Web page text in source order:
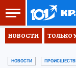
НОВОСТИ ТОЛЬКО
НОВОСТИ